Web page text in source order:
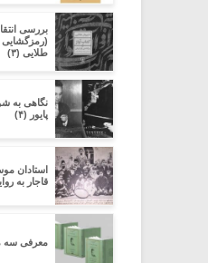
بررسی
(رمزگشایی
طلایی (۳)
نگاهی به
پایور (۴)
استادان
قاجار به
معرفی سه